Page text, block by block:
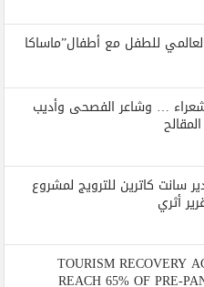
للطفل مع أطفال”ماساكا
… وشاعر الفصحى وأديب
سانت كاترين للترويج لمشروع
أثري
TOURISM RECOVERY
REACH 65% OF PRE-